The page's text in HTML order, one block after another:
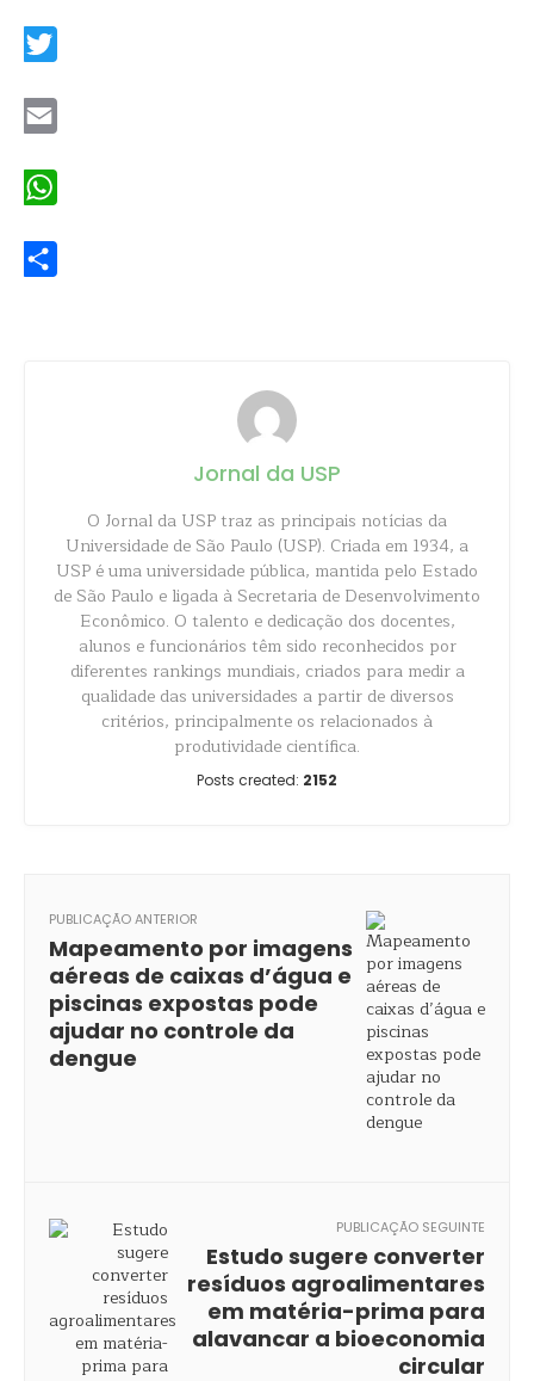
Jornal da USP
O Jornal da USP traz as principais notícias da
Universidade de São Paulo (USP). Criada em 1934, a
USP é uma universidade pública, mantida pelo Estado
de São Paulo e ligada à Secretaria de Desenvolvimento
Econômico. O talento e dedicação dos docentes,
alunos e funcionários têm sido reconhecidos por
diferentes rankings mundiais, criados para medir a
qualidade das universidades a partir de diversos
critérios, principalmente os relacionados à
produtividade científica.
Posts created: 2152
PUBLICAÇÃO ANTERIOR
Mapeamento por imagens
aéreas de caixas d’água e
piscinas expostas pode
ajudar no controle da
dengue
PUBLICAÇÃO SEGUINTE
Estudo sugere converter
resíduos agroalimentares
em matéria-prima para
alavancar a bioeconomia
circular